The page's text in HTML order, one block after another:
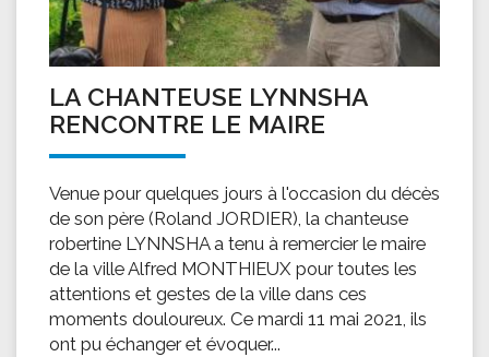
LA CHANTEUSE LYNNSHA
RENCONTRE LE MAIRE
Venue pour quelques jours à l'occasion du décès
de son père (Roland JORDIER), la chanteuse
robertine LYNNSHA a tenu à remercier le maire
de la ville Alfred MONTHIEUX pour toutes les
attentions et gestes de la ville dans ces
moments douloureux. Ce mardi 11 mai 2021, ils
ont pu échanger et évoquer...